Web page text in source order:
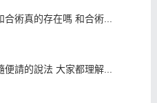
術真的存在嗎 和合術...
便請的說法 大家都理解...